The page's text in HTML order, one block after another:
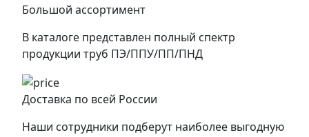
Большой ассортимент
В каталоге представлен полный спектр
продукции труб ПЭ/ППУ/ПП/ПНД
Доставка по всей России
Наши сотрудники подберут наиболее выгодную